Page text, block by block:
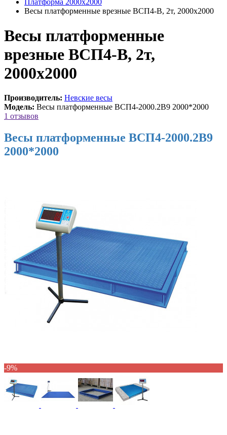
Весы платформенные врезные ВСП4-В, 2т, 2000х2000
Весы платформенные
врезные ВСП4-В, 2т,
2000х2000
Производитель: Невские весы
Модель: Весы платформенные ВСП4-2000.2В9 2000*2000
1 отзывов
Весы платформенные ВСП4-2000.2В9
2000*2000
-9%